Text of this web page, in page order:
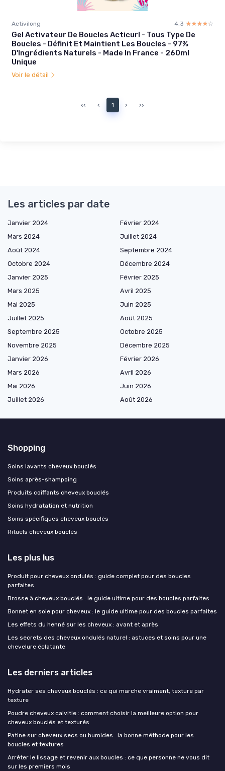
Activilong 4.3 ☆☆☆☆☆
★★★★★
Gel Activateur De Boucles Acticurl - Tous Type De
Boucles - Définit Et Maintient Les Boucles - 97%
D'Ingrédients Naturels - Made In France - 260ml
Unique
Voir le détail
‹‹ ‹ 1 › ››
Les articles par date
Janvier 2024
Février 2024
Mars 2024
Juillet 2024
Août 2024
Septembre 2024
Octobre 2024
Décembre 2024
Janvier 2025
Février 2025
Mars 2025
Avril 2025
Mai 2025
Juin 2025
Juillet 2025
Août 2025
Septembre 2025
Octobre 2025
Novembre 2025
Décembre 2025
Janvier 2026
Février 2026
Mars 2026
Avril 2026
Mai 2026
Juin 2026
Juillet 2026
Août 2026
Shopping
Soins lavants cheveux bouclés
Soins après-shampoing
Produits coiffants cheveux bouclés
Soins hydratation et nutrition
Soins spécifiques cheveux bouclés
Rituels cheveux bouclés
Les plus lus
Produit pour cheveux ondulés : guide complet pour des boucles
parfaites
Brosse à cheveux bouclés : le guide ultime pour des boucles parfaites
Bonnet en soie pour cheveux : le guide ultime pour des boucles parfaites
Les effets du henné sur les cheveux : avant et après
Les secrets des cheveux ondulés naturel : astuces et soins pour une
chevelure éclatante
Les derniers articles
Hydrater ses cheveux bouclés : ce qui marche vraiment, texture par
texture
Poudre cheveux calvitie : comment choisir la meilleure option pour
cheveux bouclés et texturés
Patine sur cheveux secs ou humides : la bonne méthode pour les
boucles et textures
Arrêter le lissage et revenir aux boucles : ce que personne ne vous dit
sur les premiers mois